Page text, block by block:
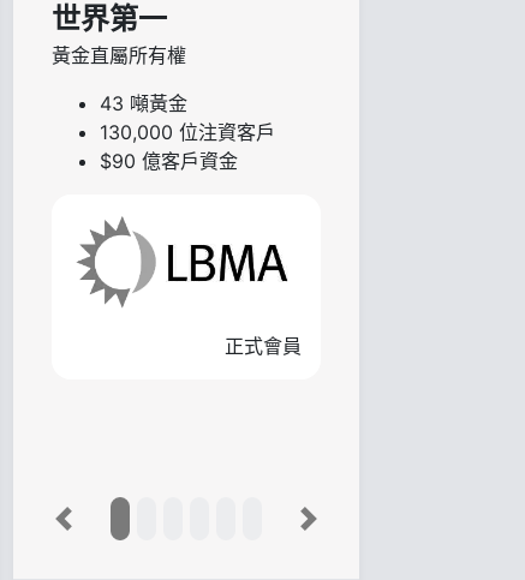
世界第一
黃金直屬所有權
43 噸黃金
130,000 位注資客戶
$90 億客戶資金
正式會員
Previous Next